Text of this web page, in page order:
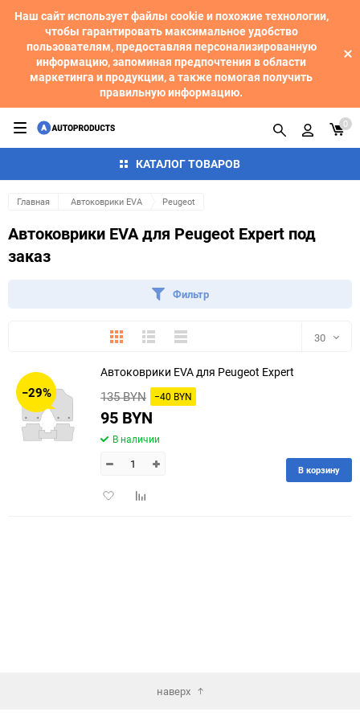
Наш сайт использует файлы cookie и похожие технологии,
чтобы гарантировать максимальное удобство
пользователям, предоставляя персонализированную
информацию, запоминая предпочтения в области
маркетинга и продукции, а также помогая получить
правильную информацию.
КАТАЛОГ ТОВАРОВ
0
Главная Автоковрики EVA Peugeot
Автоковрики EVA для Peugeot Expert под
заказ
Фильтр
ПлиткаПодробноКомпактно 30
150
−29%
Автоковрики EVA для Peugeot Expert
135 BYN −40 BYN
95 BYN
В наличии
ДобавитьДобавить
В корзину
наверх